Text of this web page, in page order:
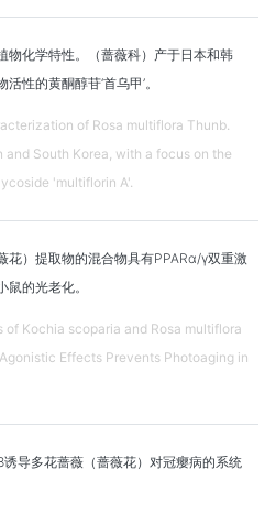
物化学特性。（蔷薇科）产于日本和韩
性的黄酮醇苷‘首乌甲’。
of Rosa multiflora Thunb.
and South Korea, with a focus on the
'multiflorin A'.
花）提取物的混合物具有PPARα/γ双重激
的光老化。
of Kochia scoparia and Rosa multiflora
Effects Prevents Photoaging in
导多花蔷薇（蔷薇花）对冠瘿病的系统